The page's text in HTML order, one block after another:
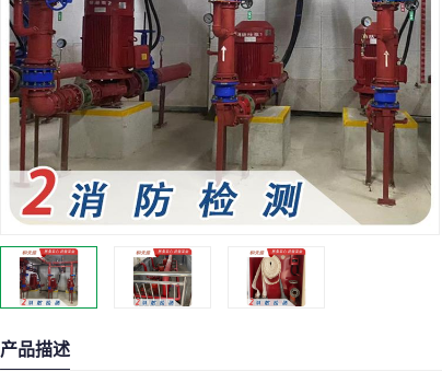
产品描述